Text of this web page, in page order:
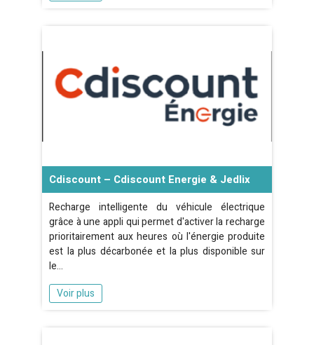
Cdiscount – Cdiscount Energie & Jedlix
Recharge intelligente du véhicule électrique
grâce à une appli qui permet d'activer la recharge
prioritairement aux heures où l'énergie produite
est la plus décarbonée et la plus disponible sur
le…
Voir plus